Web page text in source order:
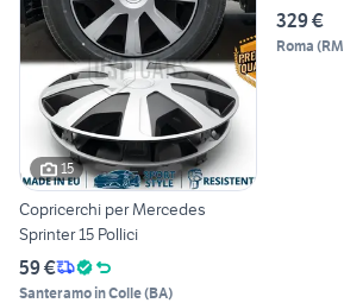
15
Copricerchi per Mercedes
Sprinter 15 Pollici
59 €
Santeramo in Colle(BA)
329 €
Roma (RM